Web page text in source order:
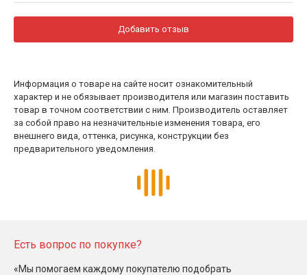
Добавить отзыв
Информация о товаре на сайте носит ознакомительный
характер и не обязывает производителя или магазин поставить
товар в точном соответствии с ним. Производитель оставляет
за собой право на незначительные изменения товара, его
внешнего вида, оттенка, рисунка, конструкции без
предварительного уведомления.
Есть вопрос по покупке?
«Мы помогаем каждому покупателю подобрать